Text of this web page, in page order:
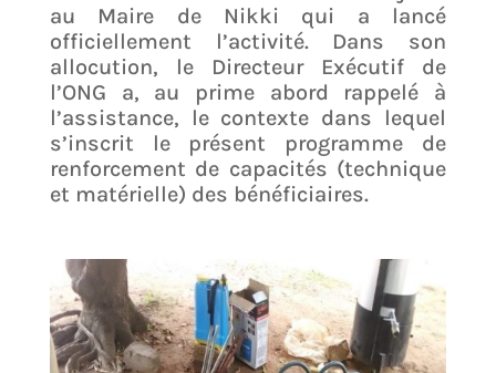
au Maire de Nikki qui a lancé
officiellement l’activité. Dans son
allocution, le Directeur Exécutif de
l’ONG a, au prime abord rappelé à
l’assistance, le contexte dans lequel
s’inscrit le présent programme de
renforcement de capacités (technique
et matérielle) des bénéficiaires.